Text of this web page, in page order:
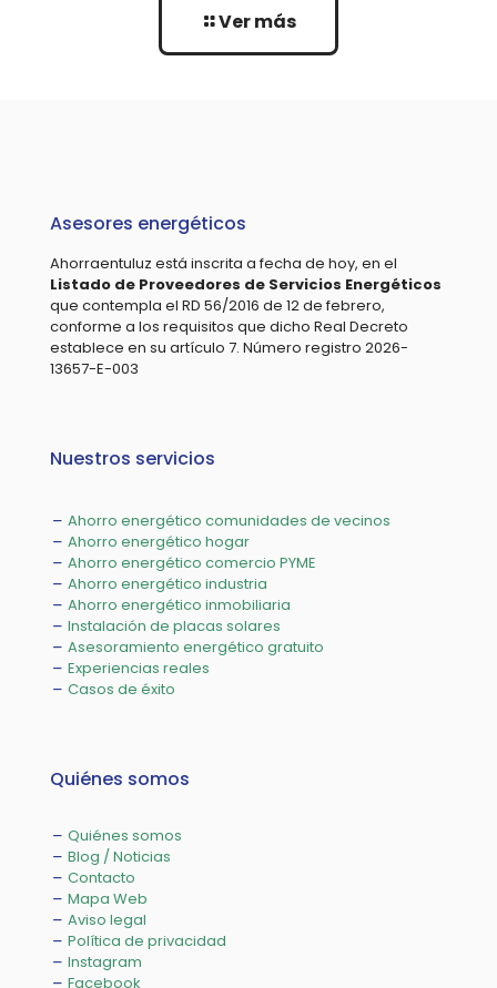
Ver más
Asesores energéticos
Ahorraentuluz está inscrita a fecha de hoy, en el
Listado de Proveedores de Servicios Energéticos
que contempla el RD 56/2016 de 12 de febrero,
conforme a los requisitos que dicho Real Decreto
establece en su artículo 7. Número registro 2026-
13657-E-003
Nuestros servicios
Ahorro energético comunidades de vecinos
Ahorro energético hogar
Ahorro energético comercio PYME
Ahorro energético industria
Ahorro energético inmobiliaria
Instalación de placas solares
Asesoramiento energético gratuito
Experiencias reales
Casos de éxito
Quiénes somos
Quiénes somos
Blog / Noticias
Contacto
Mapa Web
Aviso legal
Política de privacidad
Instagram
Facebook